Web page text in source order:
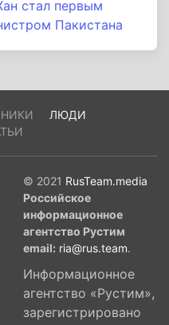
стал первым
Пакистана
ЛЮДИ
© 2021 RusTeam.media
Российское
информационное
агентство Рустим
email: ria@rus.team.
Информационное
агентство «Рустим»,
зарегистрировано